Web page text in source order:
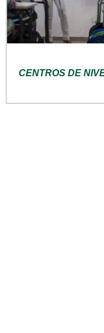
CENTROS DE